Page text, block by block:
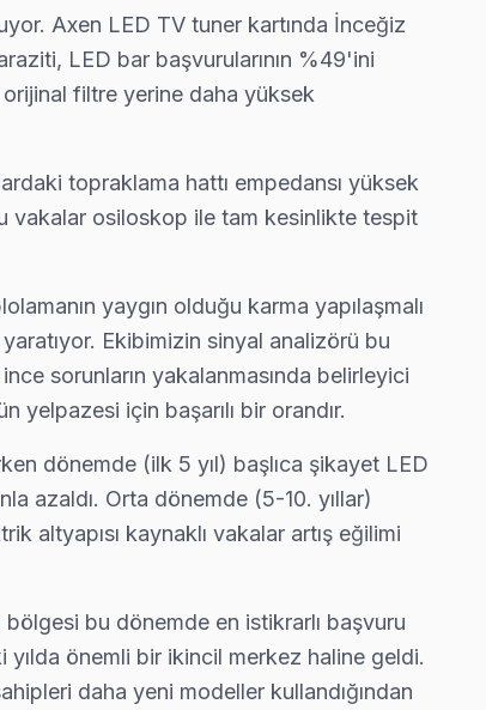
kapınızda.
— gerekirse söylüyoruz.
Axen LED TV tuner kartında İnceğiz
LED bar başvurularının %49'ini
filtre yerine daha yüksek
topraklama hattı empedansı yüksek
vakalar osiloskop ile tam kesinlikte tespit
yaygın olduğu karma yapılaşmalı
Ekibimizin sinyal analizörü bu
sorunların yakalanmasında belirleyici
yelpazesi için başarılı bir orandır.
dönemde (ilk 5 yıl) başlıca şikayet LED
azaldı. Orta dönemde (5-10. yıllar)
altyapısı kaynaklı vakalar artış eğilimi
bu dönemde en istikrarlı başvuru
önemli bir ikincil merkez haline geldi.
daha yeni modeller kullandığından